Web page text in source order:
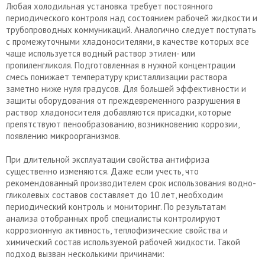
Любая холодильная установка требует постоянного
периодического контроля над состоянием рабочей жидкости и
трубопроводных коммуникаций. Аналогично следует поступать
с промежуточными хладоносителями, в качестве которых все
чаще используется водный раствор этилен- или
пропиленгликоля. Подготовленная в нужной концентрации
смесь понижает температуру кристаллизации раствора
заметно ниже нуля градусов. Для большей эффективности и
защиты оборудования от преждевременного разрушения в
раствор хладоносителя добавляются присадки, которые
препятствуют пенообразованию, возникновению коррозии,
появлению микроорганизмов.
При длительной эксплуатации свойства антифриза
существенно изменяются. Даже если учесть, что
рекомендованный производителем срок использования водно-
гликолевых составов составляет до 10 лет, необходим
периодический контроль и мониторинг. По результатам
анализа отобранных проб специалисты контролируют
коррозионную активность, теплофизические свойства и
химический состав используемой рабочей жидкости. Такой
подход вызван несколькими причинами: